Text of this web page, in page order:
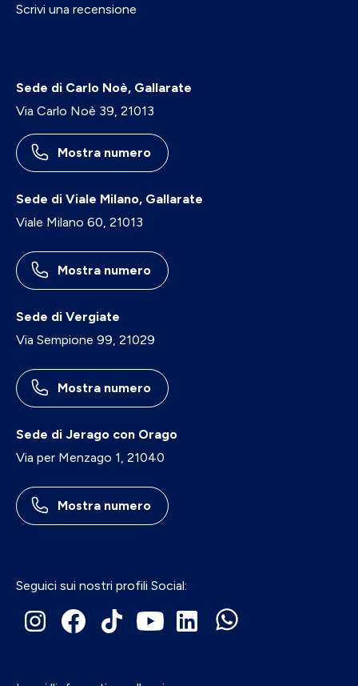
Scrivi una recensione
Sede di Carlo Noè, Gallarate
Via Carlo Noè 39, 21013
Mostra numero
Sede di Viale Milano, Gallarate
Viale Milano 60, 21013
Mostra numero
Sede di Vergiate
Via Sempione 99, 21029
Mostra numero
Sede di Jerago con Orago
Via per Menzago 1, 21040
Mostra numero
Seguici sui nostri profili Social: